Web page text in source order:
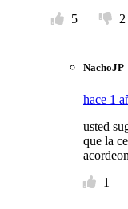
5
2
NachoJP
hace 1
usted
que la
1